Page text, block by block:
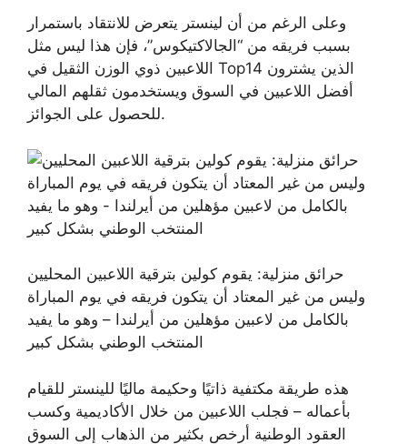
وعلى الرغم من أن لينستر يتعرض للانتقاد باستمرار
بسبب فريقه من “الجالاكتيكوس”، فإن هذا ليس مثل
اللاعبين ذوي الوزن الثقيل في Top14 الذين يشترون
أفضل اللاعبين في السوق ويستخدمون ثقلهم المالي
للحصول على الجوائز.
حرائق منزلية: يقوم كولين بترقية اللاعبين المحليين
وليس من غير المعتاد أن يتكون فريقه في يوم المباراة
بالكامل من لاعبين مؤهلين من أيرلندا – وهو ما يفيد
المنتخب الوطني بشكل كبير
هذه طريقة مكتفية ذاتيًا وحكيمة ماليًا للينستر للقيام
بأعماله – فجلب اللاعبين من خلال الأكاديمية وكسب
العقود الوطنية أرخص بكثير من الذهاب إلى السوق